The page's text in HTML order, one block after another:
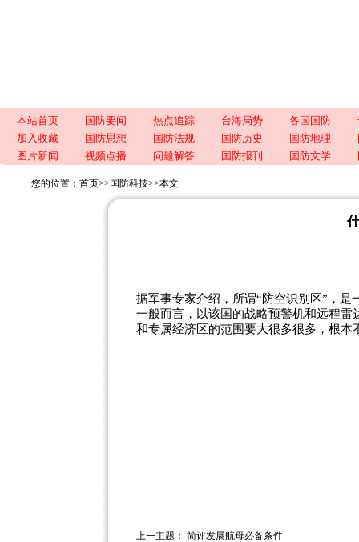
本站首页 国防要闻 热点追踪 台海局势 各国国防
加入收藏
国防思想 国防法规 国防历史 国防地理
图片新闻
视频点播 问题解答 国防报刊 国防文学
您的位置： 首页>> 国防科技>>本文
据军事专家介绍，所谓“防空识别区”，
一般而言，以该国的战略预警机和远程雷
和专属经济区的范围要大很多很多，根本
上一主题： 简评发展航母必备条件